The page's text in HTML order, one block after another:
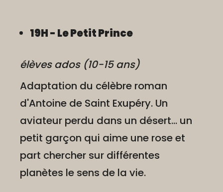
19H - Le Petit Prince
élèves ados (10-15 ans)
Adaptation du célèbre roman
d'Antoine de Saint Exupéry. Un
aviateur perdu dans un désert... un
petit garçon qui aime une rose et
part chercher sur différentes
planètes le sens de la vie.